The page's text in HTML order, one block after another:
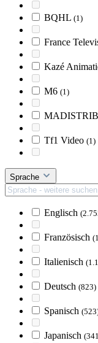
BQHL (1)
France
Kazé
M6 (1)
Tf1 Video (1)
Sprache
Englisch
Französisch
Italienisch
Deutsch (823)
Spanisch
Japanisch